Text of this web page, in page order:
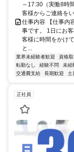
～17:30（実働8時
客様からご連絡を
仕事内容 【仕事内
事です。 1日にお
客様に時間をかけ
と...
業界未経験者歓迎 資格
転勤なし
経験不問 未経
交通費支給
長期歓迎 土
正社員